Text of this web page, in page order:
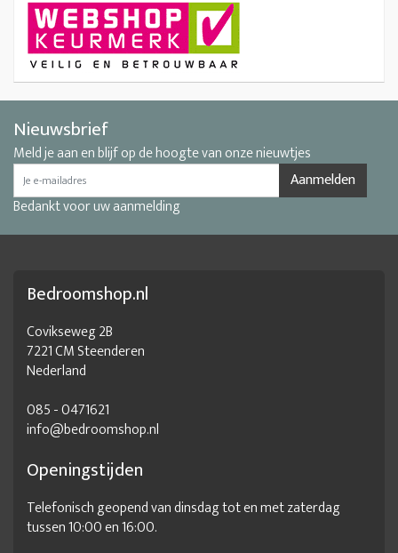
Nieuwsbrief
Meld je aan en blijf op de hoogte van onze nieuwtjes
Aanmelden
Bedankt voor uw aanmelding
Bedroomshop.nl
Covikseweg 2B
7221 CM Steenderen
Nederland
085 - 0471621
info@bedroomshop.nl
Openingstijden
Telefonisch geopend van dinsdag tot en met zaterdag
tussen 10:00 en 16:00.